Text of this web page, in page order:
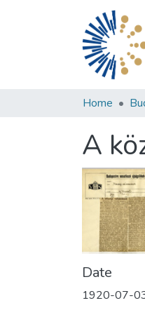
Home
A
Date
1920-07-